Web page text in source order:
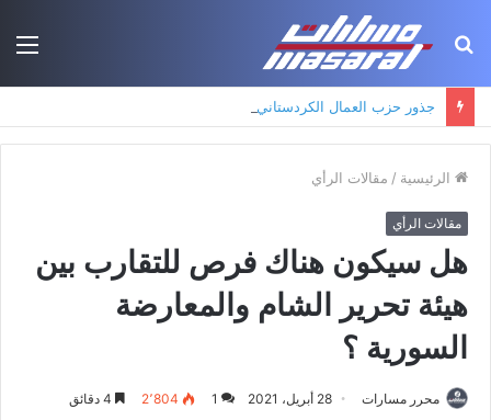
بحث
الرئيسية / مقالات الرأي
مقالات الرأي
هل سيكون هناك فرص للتقارب بين
هيئة تحرير الشام والمعارضة
السورية ؟
محرر مسارات 28 أبريل، 2021 1 2٬804